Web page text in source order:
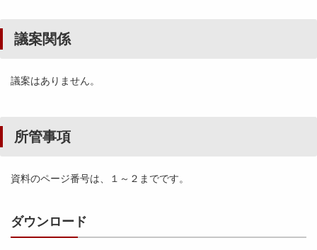
議案関係
議案はありません。
所管事項
資料のページ番号は、１～２までです。
ダウンロード